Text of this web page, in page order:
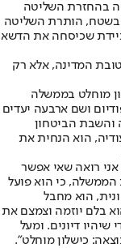
בהחזרת השליטה
בשטח, הותרת השליטה
שכיסחה את הדשא
המדינה, אלא רק
מוחלט בממשלה
ושם ארבעה יעדים
והשבת הביטחון
הוא הנחית את
רואה שאי אפשר
כי הוא פועל
הוא מחבל
בלם יוזמה וצמצם את
שיהיו דיונים. ומעל
כישלון מוחלט".